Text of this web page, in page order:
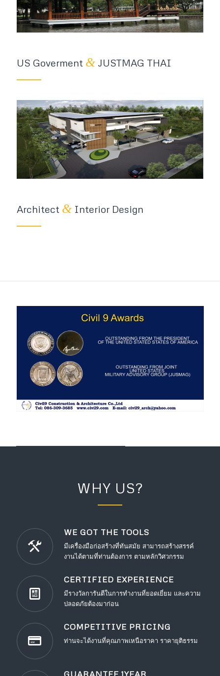
US Goverment &JUSTMAG THAI
Architect &Interior Design
WHY US?
WE GOT THE TOOLS
มีเครื่องมือก่อสร้างที่ทันสมัย สามารถสร้างสรรค์
งานได้ตามที่ท่านต้องการ ตามหลักวิศวกรรม
CERTIFIED EXPERIENCE
มีรางวัลการันตีในการทำงานที่ยอดเยี่ยม และความ
ปลอดภัยต้องมาก่อน
COMPETITIVE PRICING
ท่านจะได้งานที่คุณภาพเหนือราคา ราคายุติธรรม